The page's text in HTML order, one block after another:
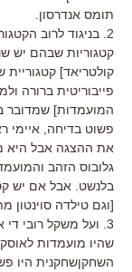
תומס אנדרסון.
2. בניגוד לרוב
קטגוריות שבהם יש
קולטריאד]
המועמדות] שמדובר
פשוט בדיחה, איימי
את ההצגה אבל היא
גלובוס הזהב
בלנשט. אבל אם יש
[וגם טילדה סוינטון
3. ועל משקל רובי
שהיו מועמדות
השחקןשחקנית היו